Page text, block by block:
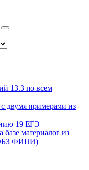
13.3 по всем
двумя примерами из
19 ЕГЭ
материалов из
ОБЗ ФИПИ)